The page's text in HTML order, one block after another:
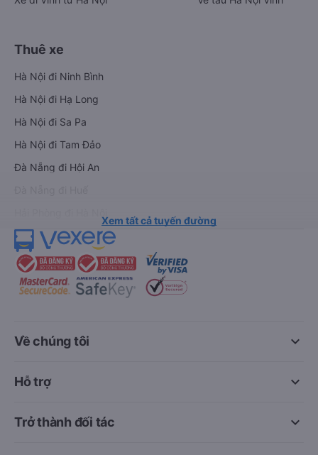
Thuê xe
Hà Nội đi Ninh Bình
Hà Nội đi Hạ Long
Hà Nội đi Sa Pa
Hà Nội đi Tam Đảo
Đà Nẵng đi Hội An
Xem tất cả tuyến đường
keyboard_arrow_down
Về chúng tôi
keyboard_arrow_down
Hỗ trợ
keyboard_arrow_down
Trở thành đối tác